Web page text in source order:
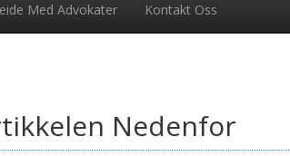
Med Advokater Kontakt Oss
Nedenfor